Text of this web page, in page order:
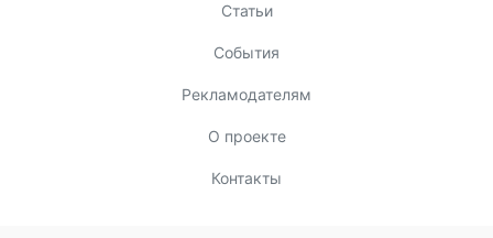
Статьи
События
Рекламодателям
О проекте
Контакты